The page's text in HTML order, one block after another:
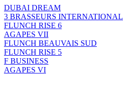
DUBAI DREAM
3 BRASSEURS INTERNATIONAL
FLUNCH RISE 6
AGAPES VII
FLUNCH BEAUVAIS SUD
FLUNCH RISE 5
F BUSINESS
AGAPES VI